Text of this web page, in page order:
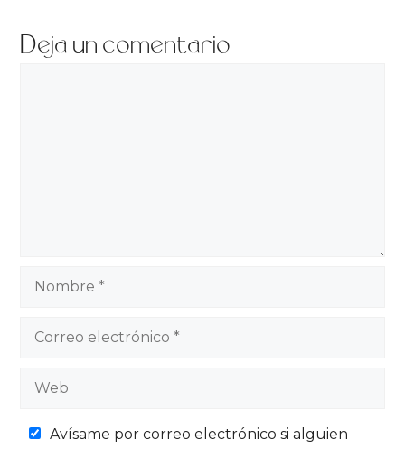
Deja un comentario
Nombre
Avísame por correo electrónico si alguien